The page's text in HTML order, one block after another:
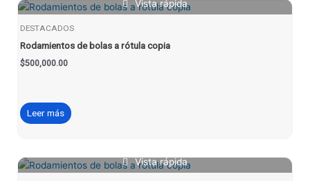
Vista rápida
DESTACADOS
Rodamientos de bolas a rótula copia
$500,000.00
Leer más
Vista rápida